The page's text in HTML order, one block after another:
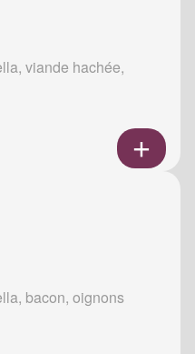
viande hachée,
bacon, oignons